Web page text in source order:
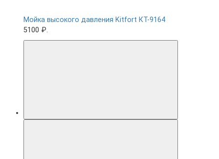
Мойка высокого давления Kitfort КТ-9164
5100 ₽.